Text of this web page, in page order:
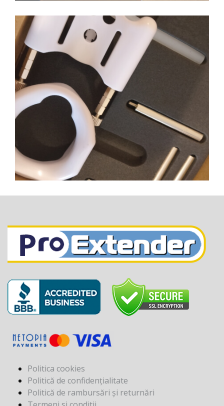
Politica cookies
Politică de confidențialitate
Politică de rambursări și returnări